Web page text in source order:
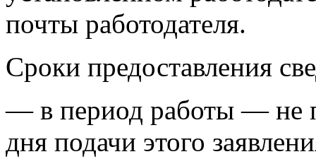
почты работодателя.
Сроки предоставления
— в период работы — не
дня подачи этого